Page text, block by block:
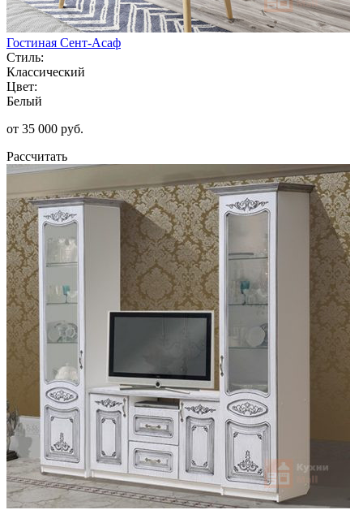
Гостиная Сент-Асаф
Стиль:
Классический
Цвет:
Белый
от 35 000 руб.
Рассчитать